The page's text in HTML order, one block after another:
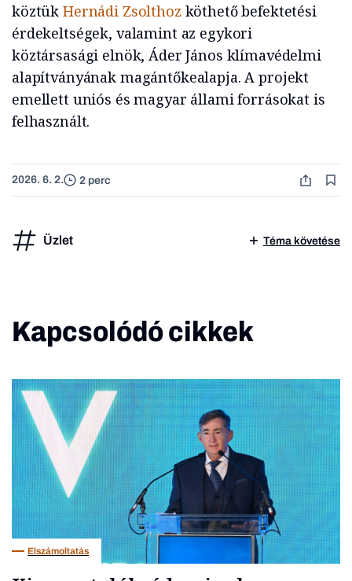
köztük Hernádi Zsolthoz köthető befektetési
érdekeltségek, valamint az egykori
köztársasági elnök, Áder János klímavédelmi
alapítványának magántőkealapja. A projekt
emellett uniós és magyar állami forrásokat is
felhasznált.
2026. 6. 2. 2 perc
Üzlet Téma követése
Kapcsolódó cikkek
Elszámoltatás